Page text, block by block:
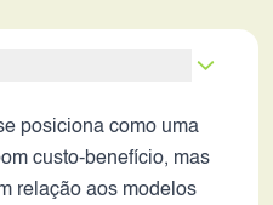
posiciona como uma
custo-benefício, mas
relação aos modelos